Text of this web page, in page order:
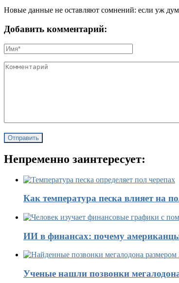
Новые данные не оставляют сомнений: если уж
Добавить комментарий:
Непременно заинтересует:
Как температура песка влияет на
ИИ в финансах: почему
Ученые нашли позвонки